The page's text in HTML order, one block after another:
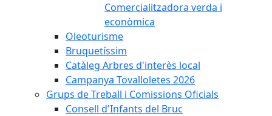
Comercialitzadora verda i
econòmica
Oleoturisme
Bruquetíssim
Catàleg Arbres d'interès local
Campanya Tovalloletes 2026
Grups de Treball i Comissions Oficials
Consell d'Infants del Bruc